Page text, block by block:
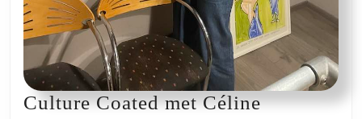
Culture Coated met Céline